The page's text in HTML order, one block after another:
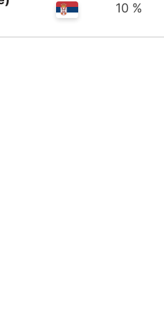
10 %